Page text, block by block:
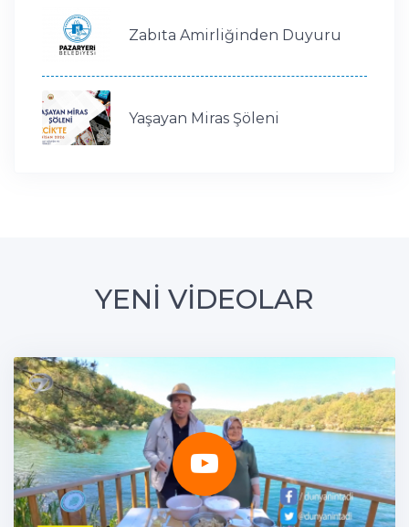
Zabıta Amirliğinden Duyuru
Yaşayan Miras Şöleni
YENİ VİDEOLAR